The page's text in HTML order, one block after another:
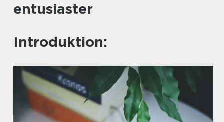
entusiaster
Introduktion: